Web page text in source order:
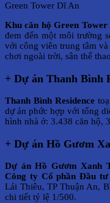
Green Tower Dĩ An
Khu căn hộ Green Tower
đem đến một môi trường
với công viên trung tâm
chơi ngoài trời, sân thể
+ Dự án Thanh Bình
Thanh Bình Residence
dự án phức hợp với tổng
hình nhà ở: 3.438 căn hộ,
+ Dự án Hồ Gươm
Dự án Hồ Gươm Xanh
Công ty Cổ phần Đầu tư
Lái Thiêu, TP Thuận An,
chi tiết tỷ lệ 1/500.